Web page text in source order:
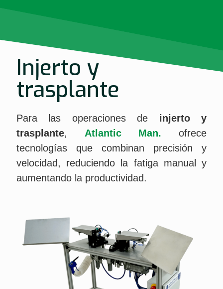
Injerto y
trasplante
Para las operaciones de injerto y
trasplante, Atlantic Man. ofrece
tecnologías que combinan precisión y
velocidad, reduciendo la fatiga manual y
aumentando la productividad.